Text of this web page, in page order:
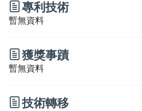
專利技術
暫無資料
獲獎事蹟
暫無資料
技術轉移